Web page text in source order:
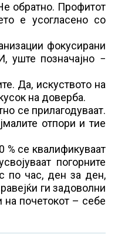
обратно. Профитот
е усогласено со
фокусирани
уште позначајно −
Да, искуството на
на доверба.
се прилагодуваат.
отпори и тие
% се квалификуваат
погорните
по час, ден за ден,
ги задоволни
на почетокот – себе